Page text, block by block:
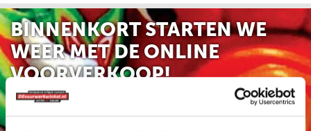
BINNENKORT STARTEN WE
WEER MET DE ONLINE
VOORVERKOOP!